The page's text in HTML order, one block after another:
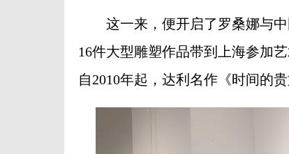
这一来，便开启了罗桑娜与中
16件大型雕塑作品带到上海参加
自2010年起，达利名作《时间的